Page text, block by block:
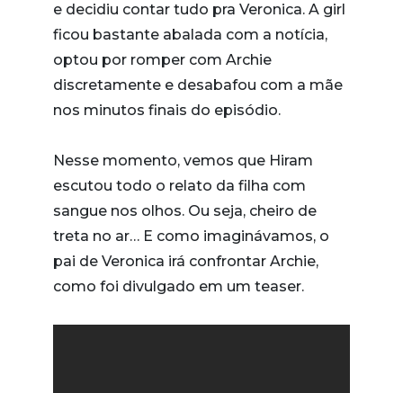
e decidiu contar tudo pra Veronica. A girl
ficou bastante abalada com a notícia,
optou por romper com Archie
discretamente e desabafou com a mãe
nos minutos finais do episódio.
Nesse momento, vemos que Hiram
escutou todo o relato da filha com
sangue nos olhos. Ou seja, cheiro de
treta no ar… E como imaginávamos, o
pai de Veronica irá confrontar Archie,
como foi divulgado em um teaser.